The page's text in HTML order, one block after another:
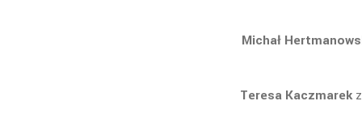
Michał
Teresa Kaczmarekz